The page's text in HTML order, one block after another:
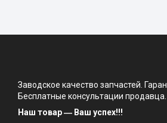
Заводское качество запчастей.
Бесплатные консультации
Наш товар ― Ваш успех!!!